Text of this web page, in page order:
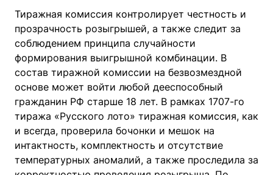
Тиражная комиссия контролирует честность и
прозрачность розыгрышей, а также следит за
соблюдением принципа случайности
формирования выигрышной комбинации. В
состав тиражной комиссии на безвозмездной
основе может войти любой дееспособный
гражданин РФ старше 18 лет. В рамках 1707-го
тиража «Русского лото» тиражная комиссия, как
и всегда, проверила бочонки и мешок на
интактность, комплектность и отсутствие
температурных аномалий, а также проследила за